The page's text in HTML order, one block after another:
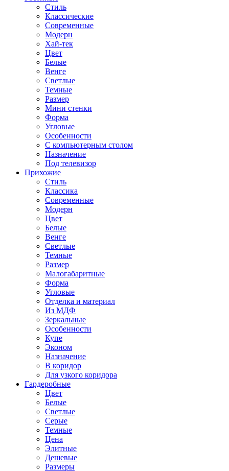
Стиль
Классические
Современные
Модерн
Хай-тек
Цвет
Белые
Венге
Светлые
Темные
Размер
Мини стенки
Форма
Угловые
Особенности
С компьютерным столом
Назначение
Под телевизор
Прихожие
Стиль
Классика
Современные
Модерн
Цвет
Белые
Венге
Светлые
Темные
Размер
Малогабаритные
Форма
Угловые
Отделка и материал
Из МДФ
Зеркальные
Особенности
Купе
Эконом
Назначение
В коридор
Для узкого коридора
Гардеробные
Цвет
Белые
Светлые
Серые
Темные
Цена
Элитные
Дешевые
Размеры